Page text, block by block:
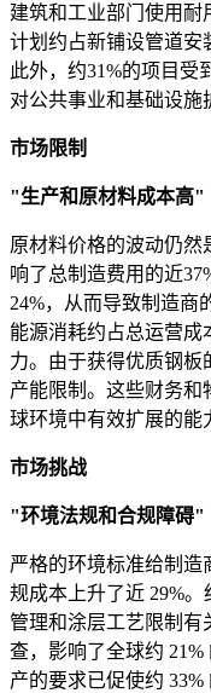
建筑和工业部门使用
计划约占新铺设管道安
此外，约31%的项目受
对公共事业和基础设施
市场限制
"生产和原材料成本高"
原材料价格的波动仍
响了总制造费用的近
24%，从而导致制造商
能源消耗约占总运营成
力。由于获得优质钢板
产能限制。这些财务
球环境中有效扩展的能
市场挑战
"环境法规和合规障碍"
严格的环境标准给制
规成本上升了近 29%
管理和涂层工艺限制有
查，影响了全球约
产的要求已促使约 33%